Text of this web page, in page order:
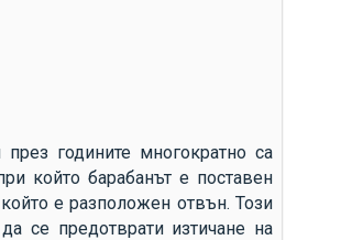
през годините многократно са
който барабанът е поставен
е разположен отвън. Този
се предотврати изтичане на